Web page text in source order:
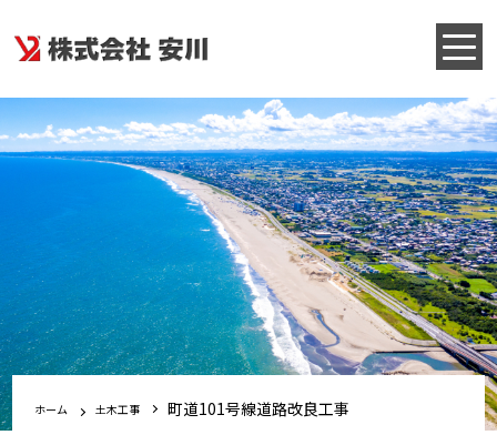
ホーム 土木工事 町道101号線道路改良工事